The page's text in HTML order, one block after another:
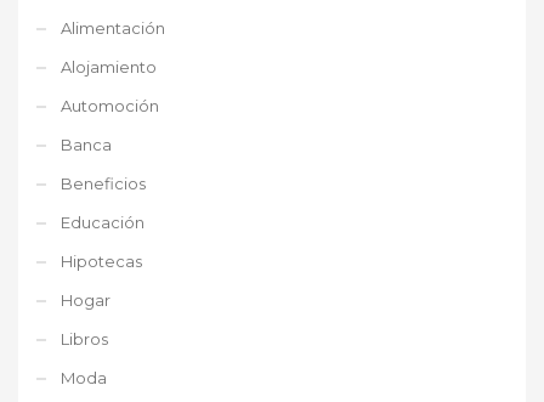
Alimentación
Alojamiento
Automoción
Banca
Beneficios
Educación
Hipotecas
Hogar
Libros
Moda